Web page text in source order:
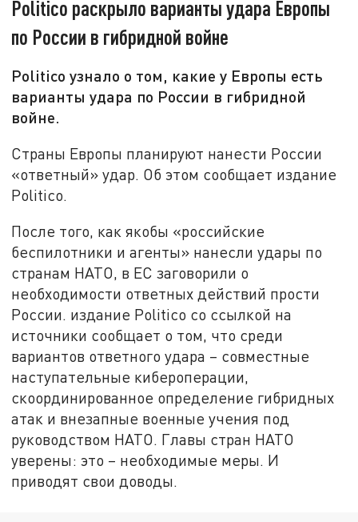
Politico раскрыло варианты удара Европы
по России в гибридной войне
Politico узнало о том, какие у Европы есть
варианты удара по России в гибридной
войне.
Страны Европы планируют нанести России
«ответный» удар. Об этом сообщает издание
Politico.
После того, как якобы «российские
беспилотники и агенты» нанесли удары по
странам НАТО, в ЕС заговорили о
необходимости ответных действий прости
России. издание Politico со ссылкой на
источники сообщает о том, что среди
вариантов ответного удара – совместные
наступательные кибероперации,
скоординированное определение гибридных
атак и внезапные военные учения под
руководством НАТО. Главы стран НАТО
уверены: это – необходимые меры. И
приводят свои доводы.